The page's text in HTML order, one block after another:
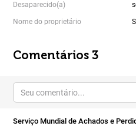
Desaparecido(a)
Nome do proprietário
Comentários 3
Serviço Mundial de Achados e